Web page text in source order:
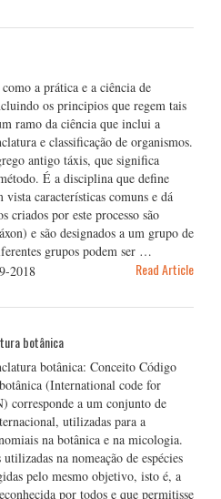
a prática e a ciência de
os principios que regem tais
ramo da ciência que inclui a
e classificação de organismos.
antigo táxis, que significa
É a disciplina que define
características comuns e dá
criados por este processo são
e são designados a um grupo de
grupos podem ser …
2018 Read Article
botânica
botânica: Conceito Código
(International code for
corresponde a um conjunto de
utilizadas para a
na botânica e na micologia.
na nomeação de espécies
pelo mesmo objetivo, isto é, a
por todos e que permitisse